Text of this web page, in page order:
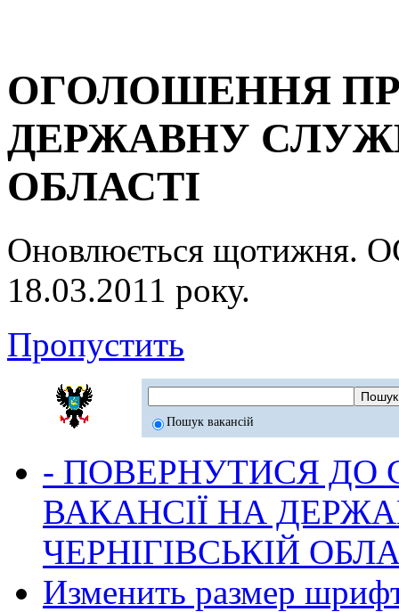
ОГОЛОШЕННЯ
ДЕРЖАВНУ
ОБЛАСТІ
Оновлюється
18.03.2011 року.
Пропустить
Пошук вакансій
- ПОВЕРНУТИСЯ ДО
ВАКАНСІЇ НА
ЧЕРНІГІВСЬКІЙ
Изменить размер